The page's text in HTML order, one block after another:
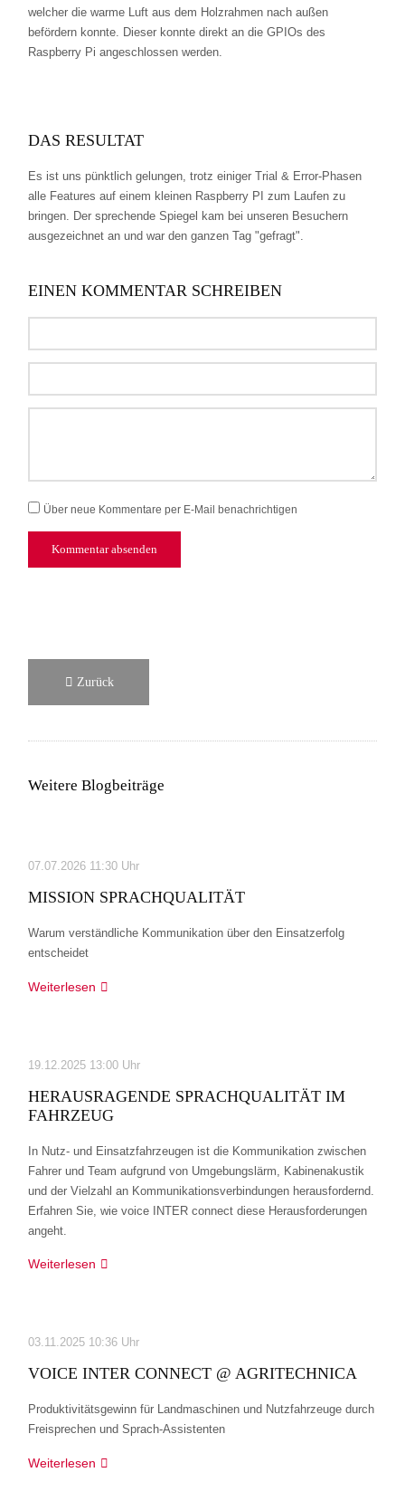
welcher die warme Luft aus dem Holzrahmen nach außen
befördern konnte. Dieser konnte direkt an die GPIOs des
Raspberry Pi angeschlossen werden.
DAS RESULTAT
Es ist uns pünktlich gelungen, trotz einiger Trial & Error-Phasen
alle Features auf einem kleinen Raspberry PI zum Laufen zu
bringen. Der sprechende Spiegel kam bei unseren Besuchern
ausgezeichnet an und war den ganzen Tag "gefragt".
EINEN KOMMENTAR SCHREIBEN
Über neue Kommentare per E-Mail benachrichtigen
Kommentar absenden
Zurück
Weitere Blogbeiträge
07.07.2026 11:30 Uhr
MISSION SPRACHQUALITÄT
Warum verständliche Kommunikation über den Einsatzerfolg
entscheidet
Weiterlesen Mission
19.12.2025 13:00 Uhr
HERAUSRAGENDE SPRACHQUALITÄT IM
FAHRZEUG
In Nutz- und Einsatzfahrzeugen ist die Kommunikation zwischen
Fahrer und Team aufgrund von Umgebungslärm, Kabinenakustik
und der Vielzahl an Kommunikationsverbindungen herausfordernd.
Erfahren Sie, wie voice INTER connect diese Herausforderungen
angeht.
Weiterlesen Herausragende
03.11.2025 10:36 Uhr
VOICE INTER CONNECT @ AGRITECHNICA
Produktivitätsgewinn für Landmaschinen und Nutzfahrzeuge durch
Freisprechen und Sprach-Assistenten
Weiterlesen voice